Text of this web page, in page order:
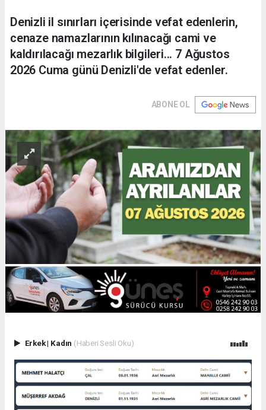
Denizli il sınırları içerisinde vefat edenlerin,
cenaze namazlarının kılınacağı cami ve
kaldırılacağı mezarlık bilgileri... 7 Ağustos
2026 Cuma günü Denizli'de vefat edenler.
ABONE OL
Erkek| Kadın (Haberi Sesli Oku)